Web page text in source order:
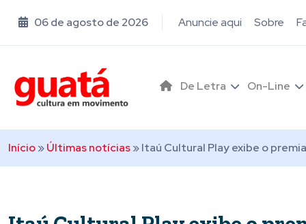
06 de agosto de 2026 Anuncie aqui Sobre
De Letra On-Line
Início»Últimas notícias»Itaú Cultural Play exibe o